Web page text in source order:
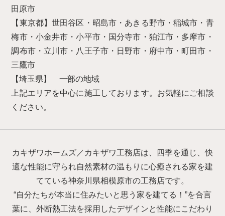
田原市
【東京都】世田谷区・昭島市・あきる野市・稲城市・青
梅市・小金井市・小平市・国分寺市・狛江市・多摩市・
調布市・立川市・八王子市・日野市・府中市・町田市・
三鷹市
【埼玉県】 一部の地域
上記エリアを中心に施工しております。お気軽にご相談
ください。
カキザワホームズ／カキザワ工務店は、四季を通じ、快
適な性能に守られ自然素材の温もりに心癒される家を建
てている神奈川県相模原市の工務店です。
“自分たちが本当に住みたいと思う家を建てる！”を合言
葉に、外断熱工法を採用したデザインと性能にこだわり